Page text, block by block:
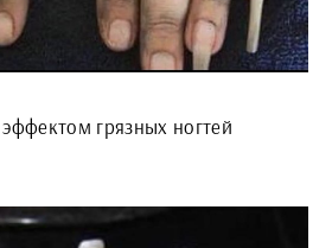
грязных ногтей